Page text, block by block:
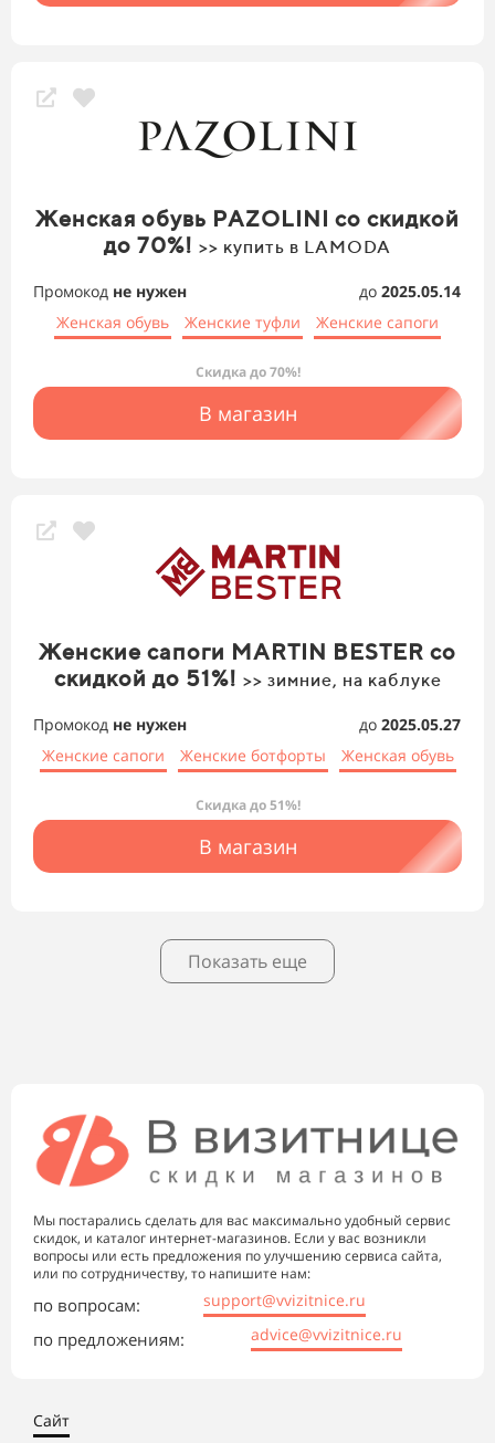
Женская обувь PAZOLINI со скидкой
до 70%! >> купить в LAMODA
Промокод не нужен до 2025.05.14
Женская обувь
Женские туфли Женские сапоги
Скидка до 70%!
В магазин
Женские сапоги MARTIN BESTER со
скидкой до 51%! >> зимние, на каблуке
Промокод не нужен до 2025.05.27
Женские сапоги
Женские ботфорты Женская обувь
Скидка до 51%!
В магазин
Показать еще
Мы постарались сделать для вас максимально удобный сервис
скидок, и каталог интернет-магазинов. Если у вас возникли
вопросы или есть предложения по улучшению сервиса сайта,
или по сотрудничеству, то напишите нам:
по вопросам: support@vvizitnice.ru
по предложениям: advice@vvizitnice.ru
Сайт